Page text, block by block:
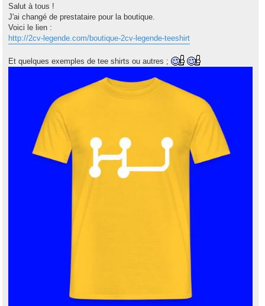
s
a
g
Salut à tous !
J'ai changé de prestataire pour la boutique.
Voici le lien :
http://2cv-legende.com/boutique-2cv-legende-teeshirt
Et quelques exemples de tee shirts ou autres ;